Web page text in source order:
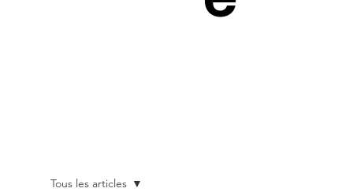
Tous les articles